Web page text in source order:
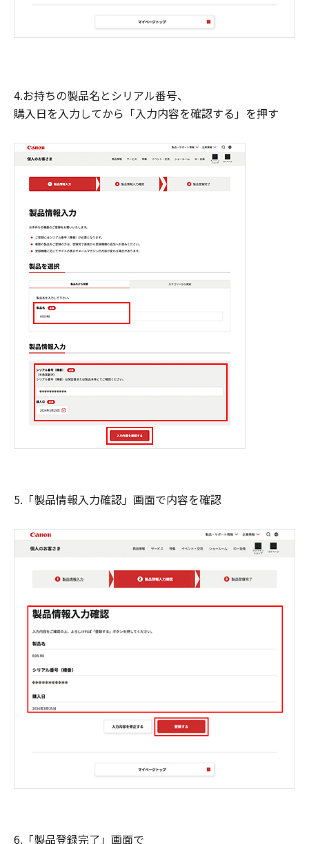
4.お持ちの製品名とシリアル番号、
購入日を入力してから「入力内容を確認する」を押す
5.「製品情報入力確認」画面で内容を確認
6.「製品登録完了」画面で